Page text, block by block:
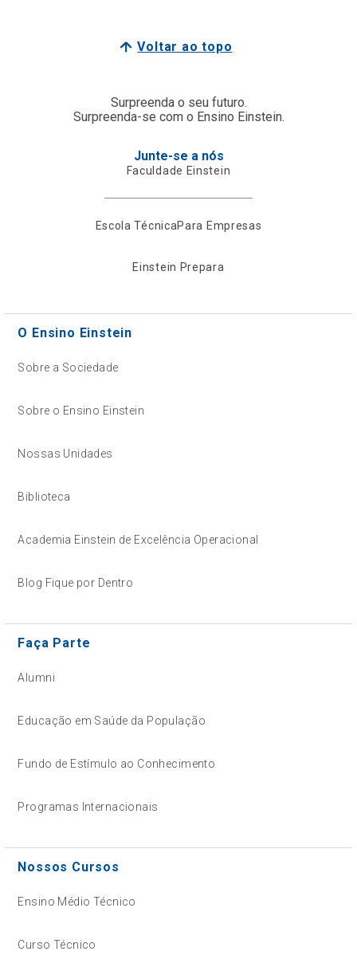
Voltar ao topo
Surpreenda o seu futuro.
Surpreenda-se com o Ensino Einstein.
Junte-se a nós
Faculdade Einstein
Escola TécnicaPara Empresas
Einstein Prepara
O Ensino Einstein
Sobre a Sociedade
Sobre o Ensino Einstein
Nossas Unidades
Biblioteca
Academia Einstein de Excelência Operacional
Blog Fique por Dentro
Faça Parte
Alumni
Educação em Saúde da População
Fundo de Estímulo ao Conhecimento
Programas Internacionais
Nossos Cursos
Ensino Médio Técnico
Curso Técnico